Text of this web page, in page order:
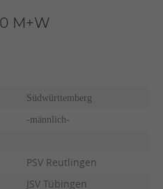
M+W
Südwürttemberg
-männlich-
PSV Reutlingen
JSV Tübingen